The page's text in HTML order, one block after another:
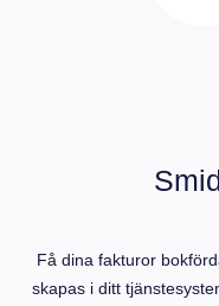
Få dina fakturor
skapas i ditt